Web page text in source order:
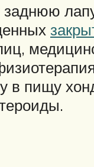
заднюю
в пищу